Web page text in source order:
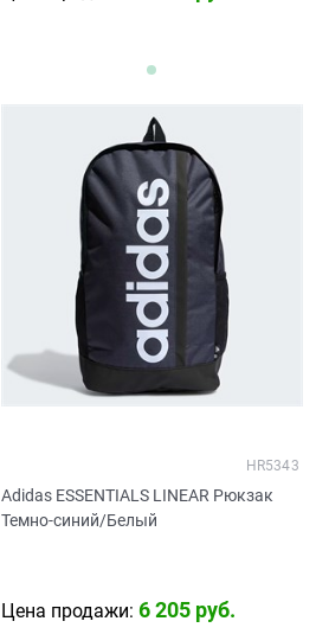
Adidas ESSENTIALS LINEAR Рюкзак
Темно-синий/Белый
HR5343
Цена продажи: 6 205 руб.